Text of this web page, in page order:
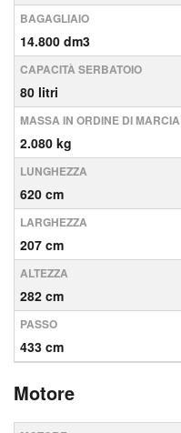
BAGAGLIAIO
14.800 dm3
CAPACITÀ SERBATOIO
80 litri
MASSA IN ORDINE DI MARCIA
2.080 kg
LUNGHEZZA
620 cm
LARGHEZZA
207 cm
ALTEZZA
282 cm
PASSO
433 cm
Motore